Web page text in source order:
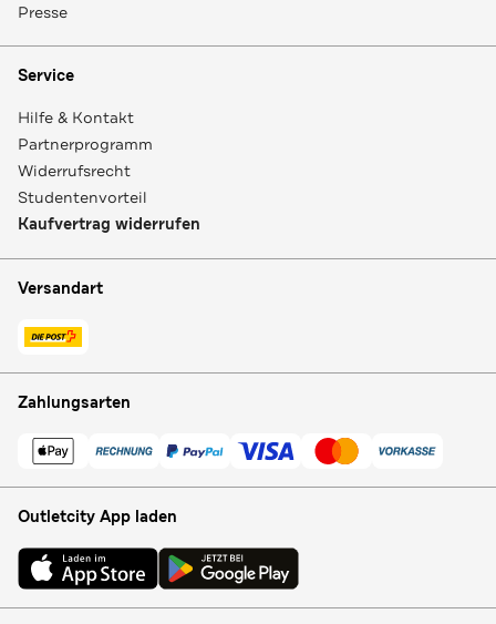
Presse
Service
Hilfe & Kontakt
Partnerprogramm
Widerrufsrecht
Studentenvorteil
Kaufvertrag widerrufen
Versandart
Zahlungsarten
Outletcity App laden